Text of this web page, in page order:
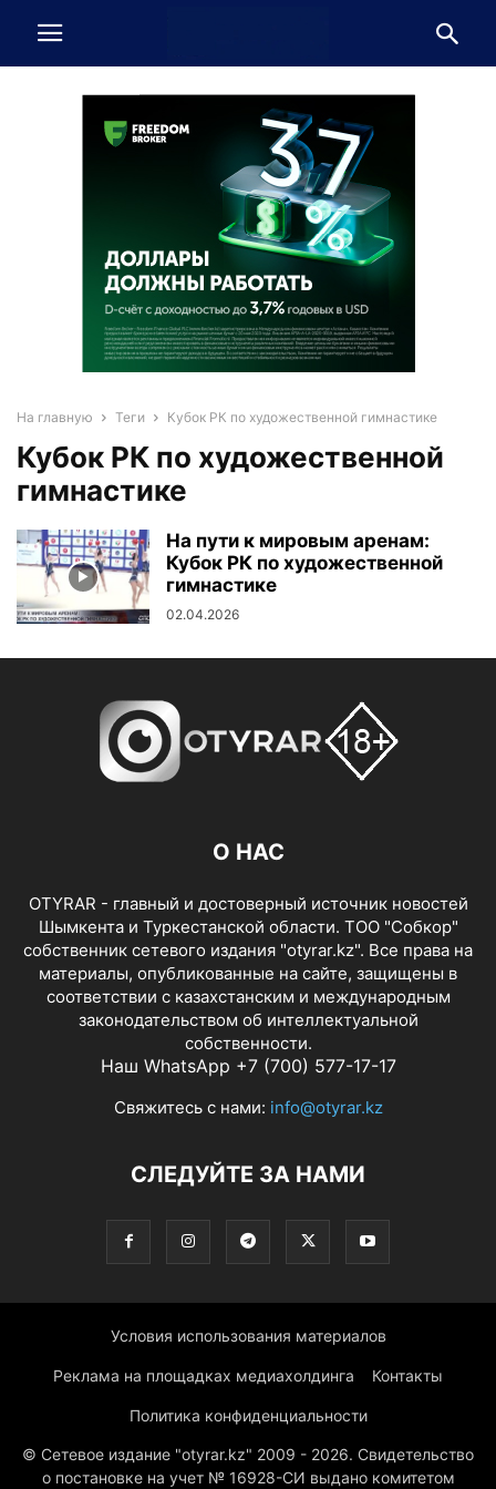
На главную Теги Кубок РК по художественной гимнастике
Кубок РК по художественной
гимнастике
На пути к мировым аренам:
Кубок РК по художественной
гимнастике
02.04.2026
О НАС
OTYRAR - главный и достоверный источник новостей
Шымкента и Туркестанской области. ТОО "Собкор"
собственник сетевого издания "otyrar.kz". Все права на
материалы, опубликованные на сайте, защищены в
соответствии с казахстанским и международным
законодательством об интеллектуальной
собственности.
Наш WhatsApp +7 (700) 577-17-17
Свяжитесь с нами: info@otyrar.kz
СЛЕДУЙТЕ ЗА НАМИ
Условия использования материалов
Реклама на площадках медиахолдинга Контакты
Политика конфиденциальности
© Сетевое издание "otyrar.kz" 2009 - 2026. Свидетельство
о постановке на учет № 16928-СИ выдано комитетом